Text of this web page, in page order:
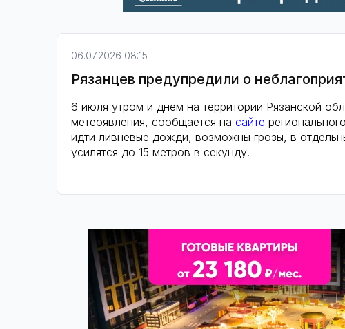
06.07.2026 08:15
Рязанцев предупредили о
6 июля утром и днём на территории Рязанской
метеоявления, сообщается на сайте
идти ливневые дожди, возможны грозы, в
усилятся до 15 метров в секунду.